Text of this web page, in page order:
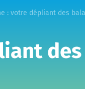
: votre dépliant des